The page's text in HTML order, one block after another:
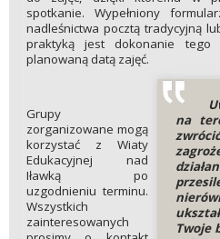
spotkanie. Wypełniony
nadleśnictwa pocztą tradycyjną
praktyką jest dokonanie
planowaną datą zajęć.
na
Twoje
Grupy
zorganizowane mogą
korzystać z Wiaty
Edukacyjnej nad
Iławką po
uzgodnieniu terminu.
Wszystkich
zainteresowanych